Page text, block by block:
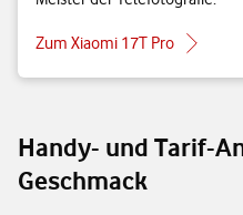
Zum Xiaomi 17T Pro
Handy- und Tarif-
Geschmack